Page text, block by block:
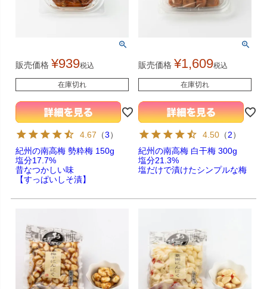
販売価格 ¥939税込
在庫切れ
4.67 （3）
紀州の南高梅 勢粋梅 150g
塩分17.7%
昔なつかしい味
【すっぱいしそ漬】
販売価格 ¥1,609税込
在庫切れ
4.50 （2）
紀州の南高梅 白干梅 300g
塩分21.3%
塩だけで漬けたシンプルな梅